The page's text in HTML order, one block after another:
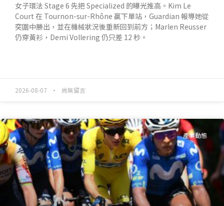
女子環法 Stage 6 先把 Specialized 的曝光推高。Kim Le
Court 在 Tournon-sur-Rhône 贏下單站，Guardian 報導她從
突圍中勝出，並在機械狀況後重新回到前方；Marlen Reusser
仍穿黃衫，Demi Vollering 仍只差 12 秒。
2026-08-07 尚無留言
產業動態